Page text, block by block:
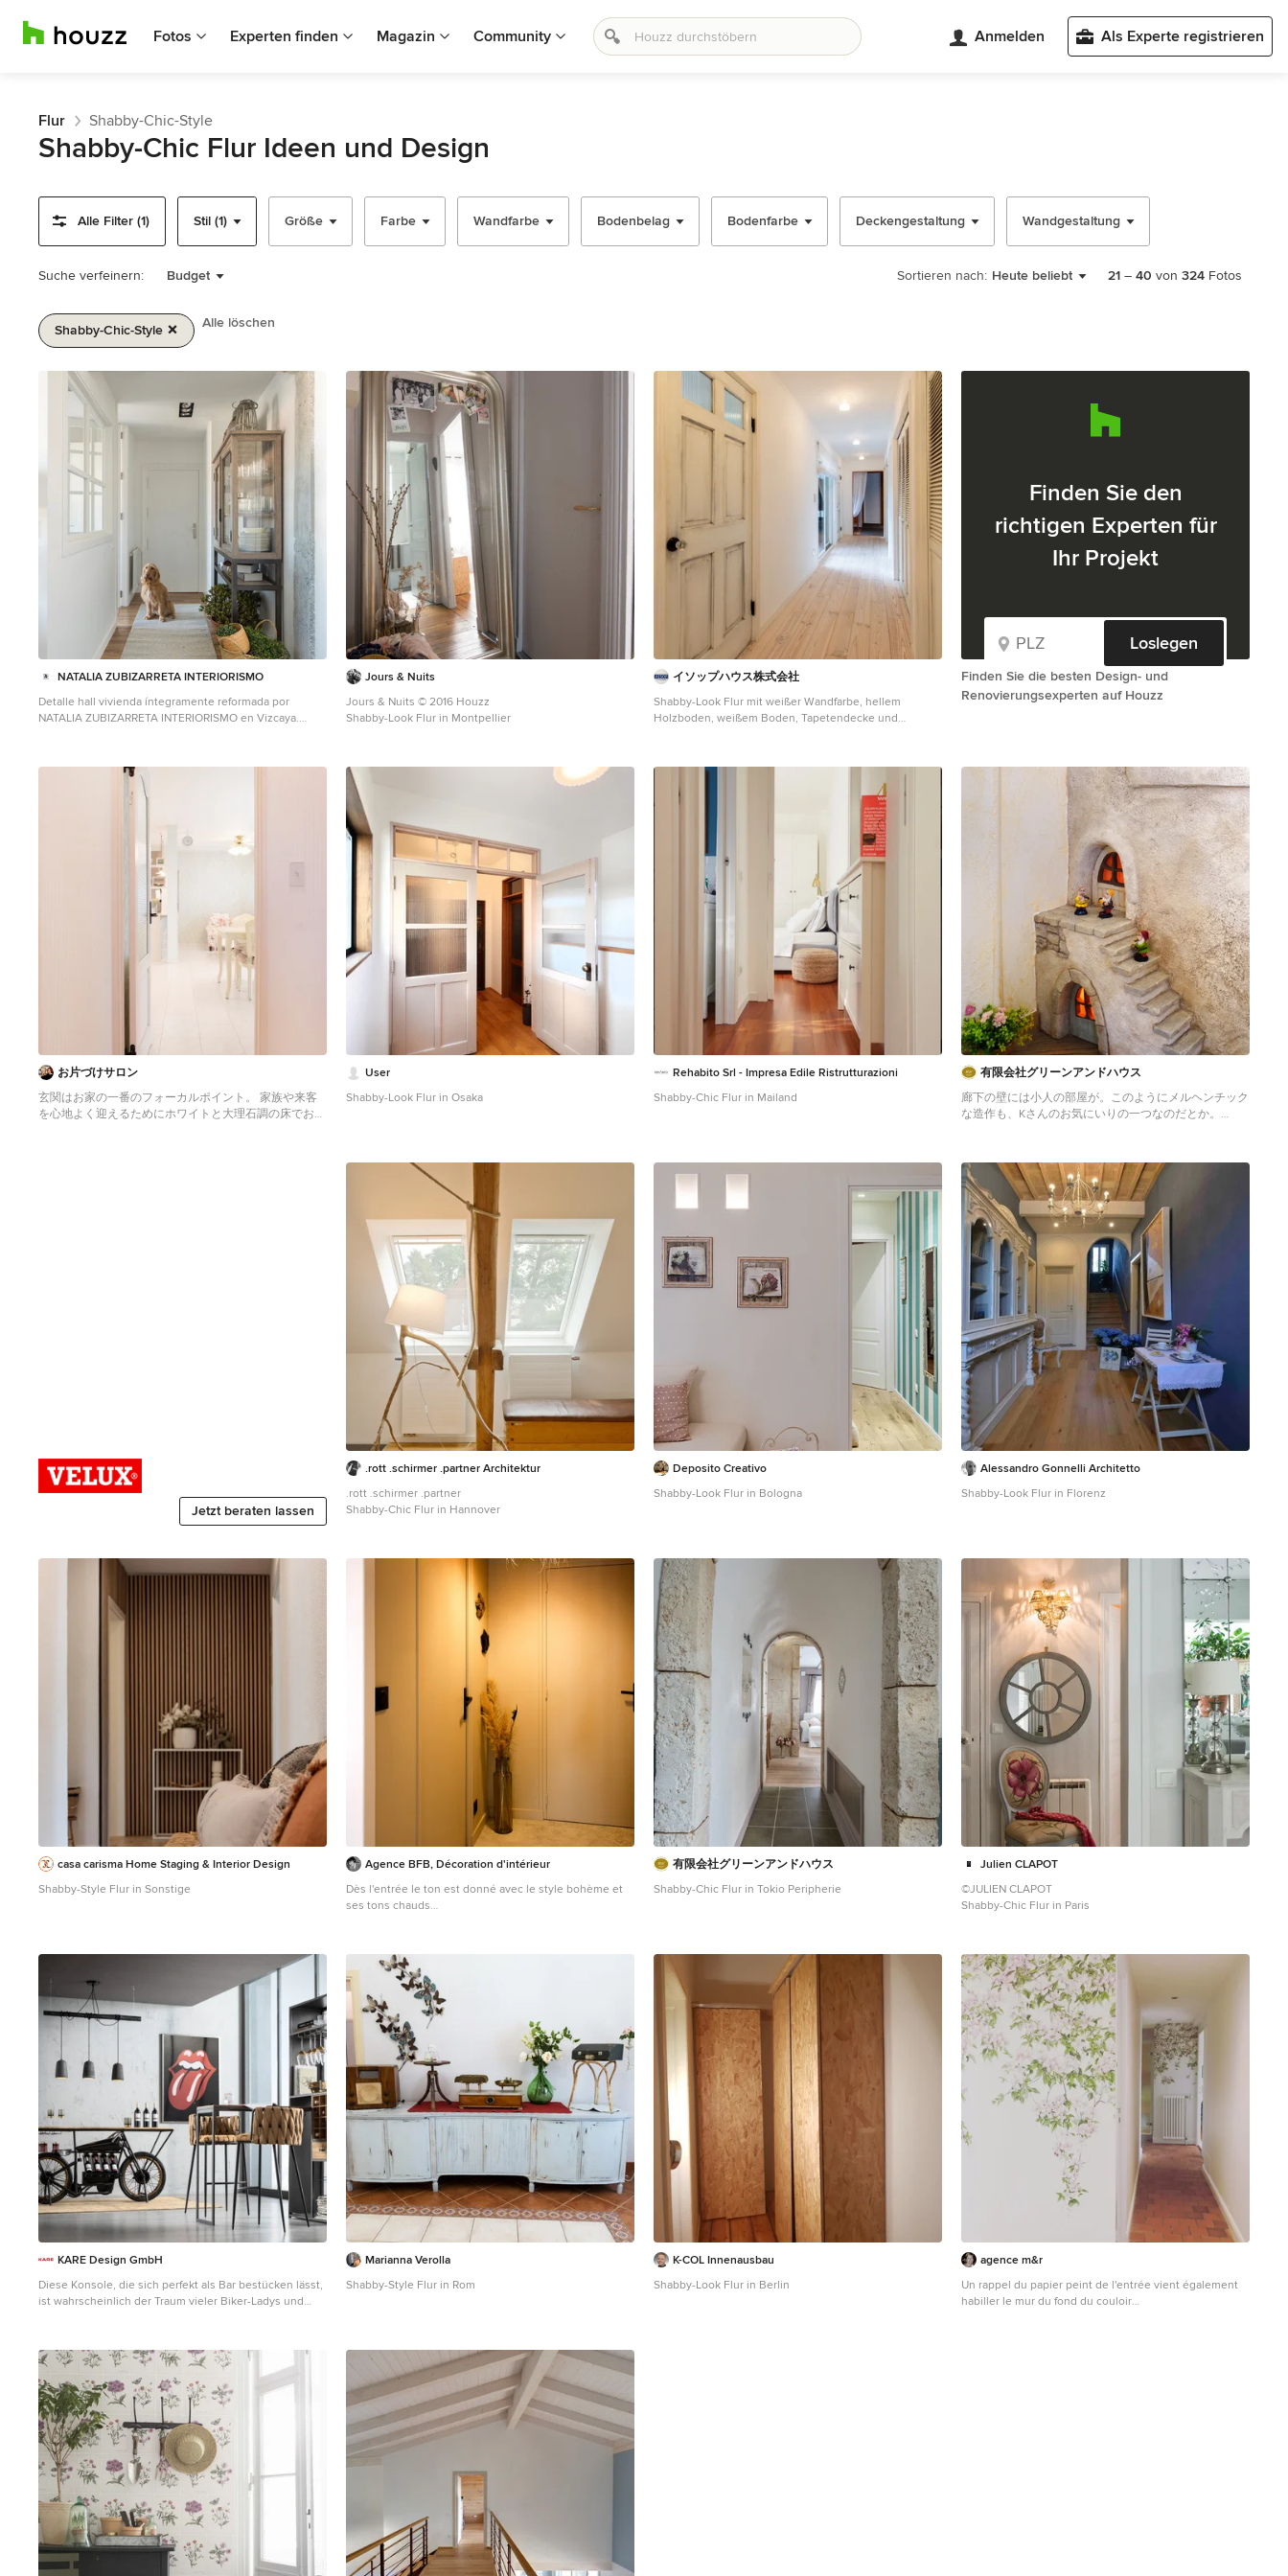
Fotos Experten finden Magazin Community Anmelden Als Experte registrieren
Flur Shabby-Chic-Style
Shabby-Chic Flur Ideen und Design
Alle Filter (1) Stil (1) Größe Farbe Wandfarbe Bodenbelag Bodenfarbe Deckengestaltung Wandgestaltung
Suche verfeinern: Budget Sortieren nach: Heute beliebt 21 – 40 von 324 Fotos
Shabby-Chic-Style Alle löschen
von
NATALIA ZUBIZARRETA INTERIORISMO
Detalle hall vivienda íntegramente reformada por
NATALIA ZUBIZARRETA INTERIORISMO en Vizcaya.
de Fabula Living. Fotografía de Erlantz Biderbost.
Jours & Nuits
Jours & Nuits © 2016 Houzz
Shabby-Look Flur in Montpellier
イソップハウス株式会社
Shabby-Look Flur mit weißer Wandfarbe, hellem
Holzboden, weißem Boden, Tapetendecke und
Finden Sie den
richtigen Experten für
Ihr Projekt
Loslegen
Finden Sie die besten Design- und
Renovierungsexperten auf Houzz
お片づけサロン
玄関はお家の一番のフォーカルポイント。 家族や来客
を心地よく迎えるためにホワイトと大理石調の床でおも
User
Shabby-Look Flur in Osaka
Rehabito Srl - Impresa Edile Ristrutturazioni
Shabby-Chic Flur in Mailand
有限会社グリーンアンドハウス
廊下の壁には小人の部屋が。このようにメルヘンチック
な造作も、Kさんのお気にいりの一つなのだとか。
Jetzt beraten lassen
.rott .schirmer .partner Architektur
.rott .schirmer .partner
Shabby-Chic Flur in Hannover
Deposito Creativo
Shabby-Look Flur in Bologna
Alessandro Gonnelli Architetto
Shabby-Look Flur in Florenz
casa carisma Home Staging & Interior Design
Shabby-Style Flur in Sonstige
Agence BFB, Décoration d'intérieur
Dès l'entrée le ton est donné avec le style bohème et
ses tons chauds
有限会社グリーンアンドハウス
Shabby-Chic Flur in Tokio Peripherie
Julien CLAPOT
©JULIEN CLAPOT
Shabby-Chic Flur in Paris
KARE Design GmbH
Diese Konsole, die sich perfekt als Bar bestücken lässt,
ist wahrscheinlich der Traum vieler Biker-Ladys und
Breite Konsole in Form eines Motorrads mit
Massivholzplatte und schwarzem Stahlrahmen. In
Handarbeit gefertigt! Perfekt als Hausbar. Man muss
kein Easy Rider sein, um hier gerne einen After-Work-
Drink zu nehmen. Retro-Charme: Die Inspiration zu
diesem Zweirad-Möbel kam vom DKW, einem Klassiker
aus den 40er-Jahren. In den Zylindern steckt der gute
Stoff: Dort lassen sich vier Flaschen aufbewahren und
für Gläser gibt es Halterungen. Für gute Vibes sorgt
das Bike auch als DJ-Pult, eine lässige Bereicherung für
Büros und Coworking-Spaces.
Marianna Verolla
Shabby-Style Flur in Rom
K-COL Innenausbau
Shabby-Look Flur in Berlin
agence m&r
Un rappel du papier peint de l'entrée vient également
habiller le mur du fond du couloir